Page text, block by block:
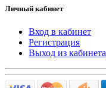
Личный кабинет
Вход в кабинет
Регистрация
Выход из кабинета